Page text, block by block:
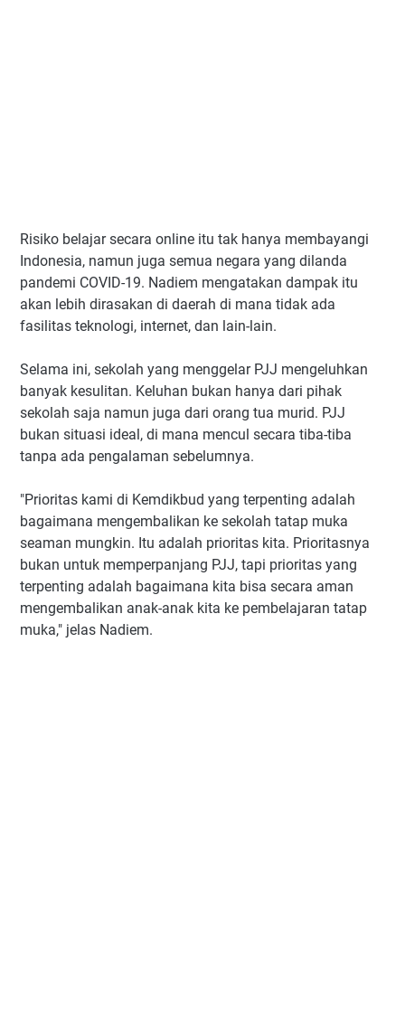
Risiko belajar secara online itu tak hanya membayangi
Indonesia, namun juga semua negara yang dilanda
pandemi COVID-19. Nadiem mengatakan dampak itu
akan lebih dirasakan di daerah di mana tidak ada
fasilitas teknologi, internet, dan lain-lain.
Selama ini, sekolah yang menggelar PJJ mengeluhkan
banyak kesulitan. Keluhan bukan hanya dari pihak
sekolah saja namun juga dari orang tua murid. PJJ
bukan situasi ideal, di mana mencul secara tiba-tiba
tanpa ada pengalaman sebelumnya.
"Prioritas kami di Kemdikbud yang terpenting adalah
bagaimana mengembalikan ke sekolah tatap muka
seaman mungkin. Itu adalah prioritas kita. Prioritasnya
bukan untuk memperpanjang PJJ, tapi prioritas yang
terpenting adalah bagaimana kita bisa secara aman
mengembalikan anak-anak kita ke pembelajaran tatap
muka," jelas Nadiem.